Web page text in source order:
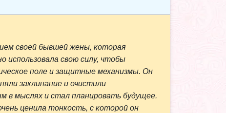
своей бывшей жены, которая
использовала свою силу, чтобы
поле и защитные механизмы. Он
заклинание и очистили
в мыслях и стал планировать будущее.
ценила тонкость, с которой он